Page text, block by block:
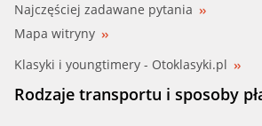
Najczęściej zadawane pytania
Mapa witryny
Klasyki i youngtimery - Otoklasyki.pl
Rodzaje transportu i sposoby